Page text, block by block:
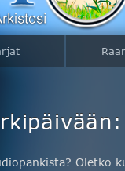
Oletko